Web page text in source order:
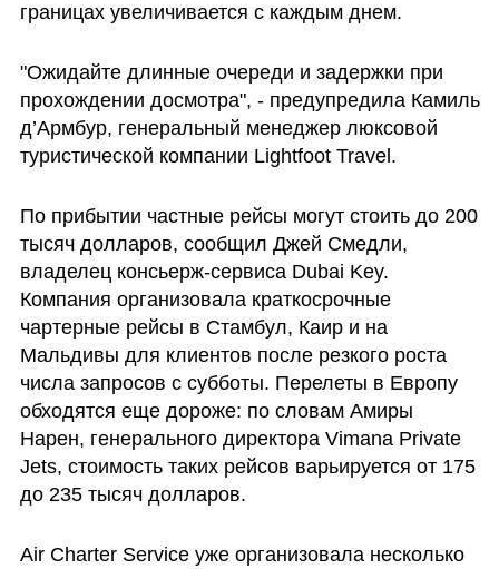
границах увеличивается с каждым днем.
"Ожидайте длинные очереди и задержки при
прохождении досмотра", - предупредила Камиль
д’Армбур, генеральный менеджер люксовой
туристической компании Lightfoot Travel.
По прибытии частные рейсы могут стоить до 200
тысяч долларов, сообщил Джей Смедли,
владелец консьерж-сервиса Dubai Key.
Компания организовала краткосрочные
чартерные рейсы в Стамбул, Каир и на
Мальдивы для клиентов после резкого роста
числа запросов с субботы. Перелеты в Европу
обходятся еще дороже: по словам Амиры
Нарен, генерального директора Vimana Private
Jets, стоимость таких рейсов варьируется от 175
до 235 тысяч долларов.
Air Charter Service уже организовала несколько